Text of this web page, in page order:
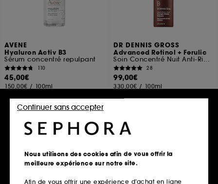
AVENE
Hyaluron Activ B3
Sérum concentré repulpant
110
45,00€
150,00€ / 100ml
Ajouter au panier
DR DENNIS GROSS
Advanced Retinol + Ferulic
Soin Concentré Nuit Anti-Rides
28
99,00€
330,00€ / 100ml
Ajouter au panier
Nous utilisons des cookies afin de vous offrir la
meilleure expérience sur notre site.
Afin de vous offrir une expérience d’achat en ligne
Continuer sans accepter